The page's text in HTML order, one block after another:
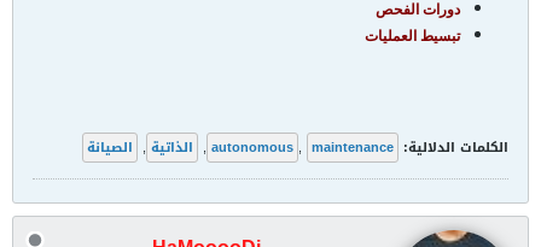
دورات الفحص
تبسيط العمليات
الكلمات الدلالية: autonomous , maintenance
, الذاتية , الصيانة